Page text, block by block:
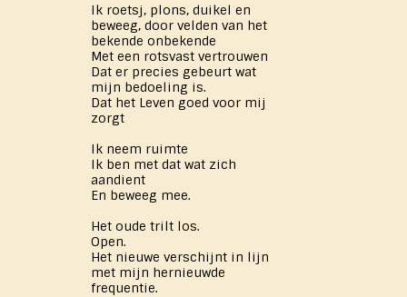
Ik roetsj, plons, duikel en
beweeg, door velden van het
bekende onbekende
Met een rotsvast vertrouwen
Dat er precies gebeurt wat
mijn bedoeling is.
Dat het Leven goed voor mij
zorgt
Ik neem ruimte
Ik ben met dat wat zich
aandient
En beweeg mee.
Het oude trilt los.
Open.
Het nieuwe verschijnt in lijn
met mijn hernieuwde
frequentie.